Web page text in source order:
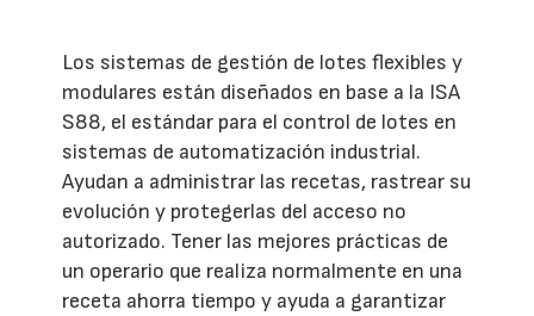
Los sistemas de gestión de lotes flexibles y
modulares están diseñados en base a la ISA
S88, el estándar para el control de lotes en
sistemas de automatización industrial.
Ayudan a administrar las recetas, rastrear su
evolución y protegerlas del acceso no
autorizado. Tener las mejores prácticas de
un operario que realiza normalmente en una
receta ahorra tiempo y ayuda a garantizar